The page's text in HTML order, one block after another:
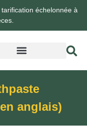
échelonnée à
anglais)